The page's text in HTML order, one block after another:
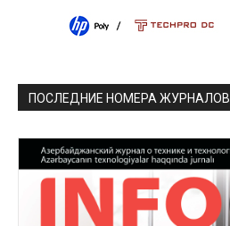
ПОСЛЕДНИЕ НОМЕРА ЖУРНАЛОВ